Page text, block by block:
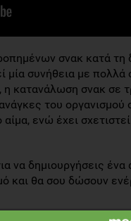
σνακ κατά τη
μία συνήθεια με πολλά
κατανάλωση σνακ σε
του οργανισμού
ενώ έχει
να δημιουργήσεις ένα
και θα σου δώσουν